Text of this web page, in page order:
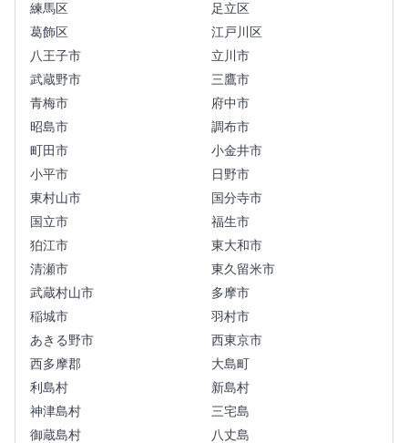
練馬区
足立区
葛飾区
江戸川区
八王子市
立川市
武蔵野市
三鷹市
青梅市
府中市
昭島市
調布市
町田市
小金井市
小平市
日野市
東村山市
国分寺市
国立市
福生市
狛江市
東大和市
清瀬市
東久留米市
武蔵村山市
多摩市
稲城市
羽村市
あきる野市
西東京市
西多摩郡
大島町
利島村
新島村
神津島村
三宅島
御蔵島村
八丈島